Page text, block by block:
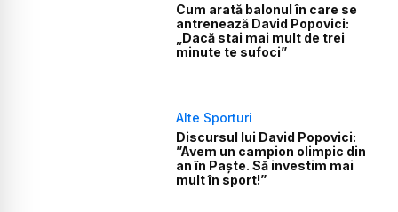
Cum arată balonul în care se
antrenează David Popovici:
„Dacă stai mai mult de trei
minute te sufoci”
Alte Sporturi
Discursul lui David Popovici:
”Avem un campion olimpic din
an în Paște. Să investim mai
mult în sport!”